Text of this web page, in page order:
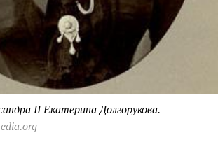
II Екатерина Долгорукова.